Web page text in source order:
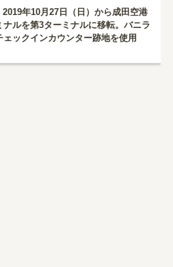
2019年10月27日（日）から成田空港
ナルを第3ターミナルに移転。バニラ
ェックインカウンター跡地を使用